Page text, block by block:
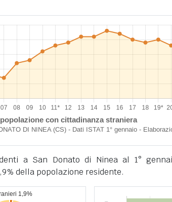
a San Donato di Ninea al 1°
della popolazione residente.